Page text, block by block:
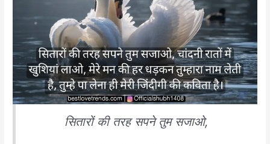
सितारों की तरह सपने तुम सजाओ,